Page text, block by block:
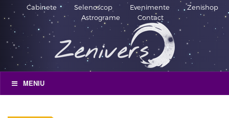
Cabinete Selenoscop Evenimente
Zenishop
Astrograme
Contact
MENIU